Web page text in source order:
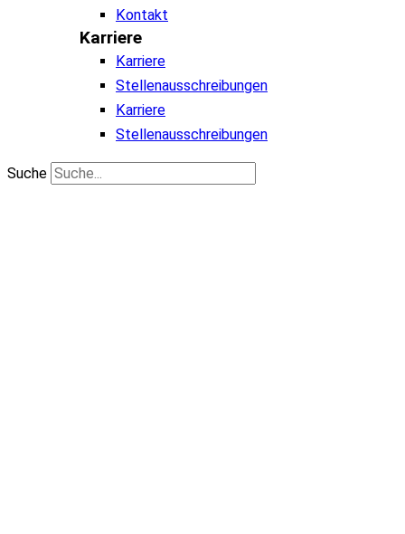
Kontakt
Karriere
Karriere
Stellenausschreibungen
Karriere
Stellenausschreibungen
Suche